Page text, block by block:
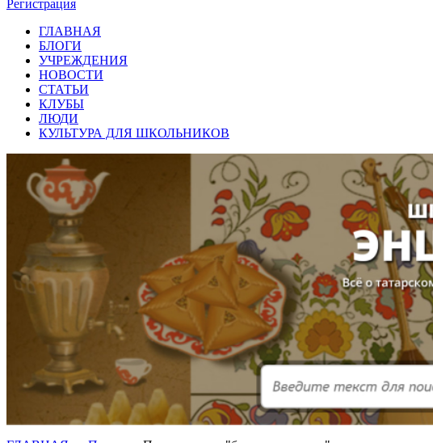
Регистрация
ГЛАВНАЯ
БЛОГИ
УЧРЕЖДЕНИЯ
НОВОСТИ
СТАТЬИ
КЛУБЫ
ЛЮДИ
КУЛЬТУРА ДЛЯ ШКОЛЬНИКОВ